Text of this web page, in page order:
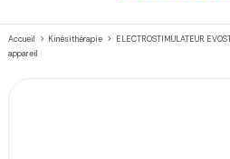
Accueil Kinésithérapie
ELECTROSTIMULATEUR
appareil